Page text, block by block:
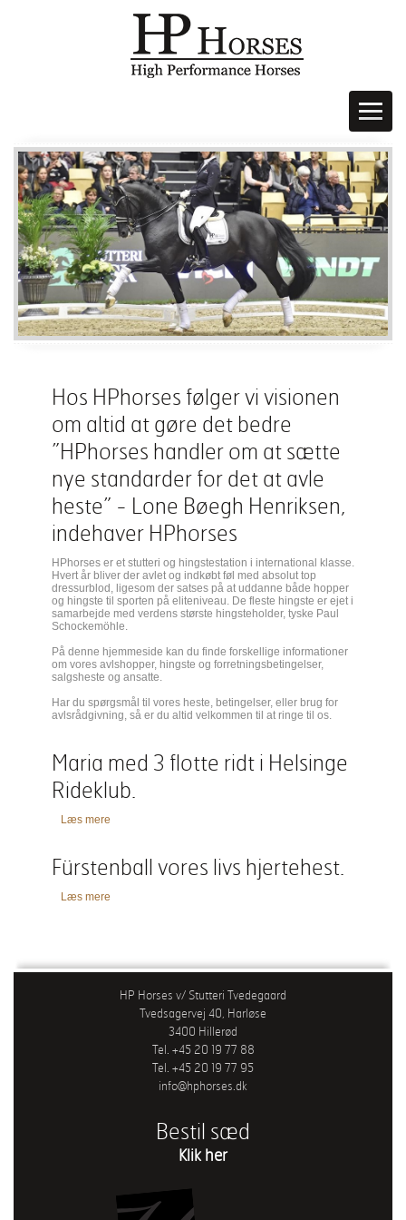
Hos HPhorses følger vi visionen
om altid at gøre det bedre
”HPhorses handler om at sætte
nye standarder for det at avle
heste” - Lone Bøegh Henriksen,
indehaver HPhorses
HPhorses er et stutteri og hingstestation i international klasse.
Hvert år bliver der avlet og indkøbt føl med absolut top
dressurblod, ligesom der satses på at uddanne både hopper
og hingste til sporten på eliteniveau. De fleste hingste er ejet i
samarbejde med verdens største hingsteholder, tyske Paul
Schockemöhle.
På denne hjemmeside kan du finde forskellige informationer
om vores avlshopper, hingste og forretningsbetingelser,
salgsheste og ansatte.
Har du spørgsmål til vores heste, betingelser, eller brug for
avlsrådgivning, så er du altid velkommen til at ringe til os.
Maria med 3 flotte ridt i Helsinge
Rideklub.
Læs mere
Fürstenball vores livs hjertehest.
Læs mere
HP Horses v/ Stutteri Tvedegaard
Tvedsagervej 40, Harløse
3400 Hillerød
Tel. +45 20 19 77 88
Tel. +45 20 19 77 95
info@hphorses.dk
Bestil sæd
Klik her